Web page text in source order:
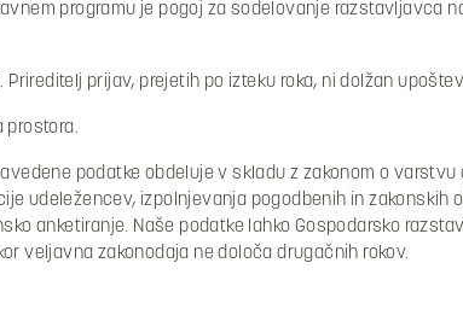
programu je pogoj za sodelovanje razstavljavca
prijav, prejetih po izteku roka, ni dolžan
prostora.
podatke obdeluje v skladu z zakonom o
udeležencev, izpolnjevanja pogodbenih in zakonskih
anketiranje. Naše podatke lahko Gospodarsko
veljavna zakonodaja ne določa drugačnih rokov.